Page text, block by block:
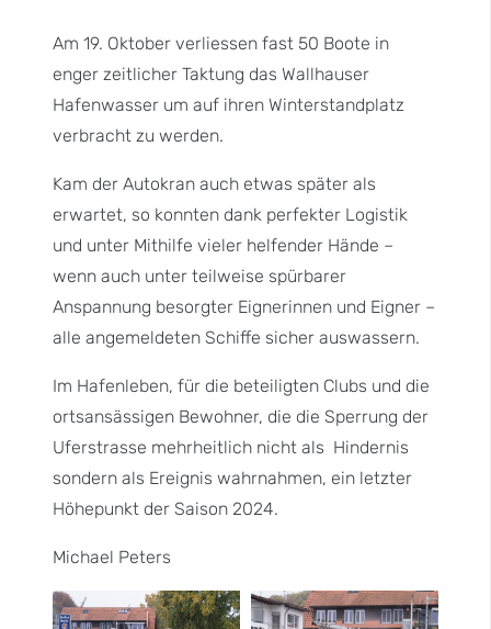
Am 19. Oktober verliessen fast 50 Boote in
enger zeitlicher Taktung das Wallhauser
Hafenwasser um auf ihren Winterstandplatz
verbracht zu werden.
Kam der Autokran auch etwas später als
erwartet, so konnten dank perfekter Logistik
und unter Mithilfe vieler helfender Hände –
wenn auch unter teilweise spürbarer
Anspannung besorgter Eignerinnen und Eigner –
alle angemeldeten Schiffe sicher auswassern.
Im Hafenleben, für die beteiligten Clubs und die
ortsansässigen Bewohner, die die Sperrung der
Uferstrasse mehrheitlich nicht als Hindernis
sondern als Ereignis wahrnahmen, ein letzter
Höhepunkt der Saison 2024.
Michael Peters